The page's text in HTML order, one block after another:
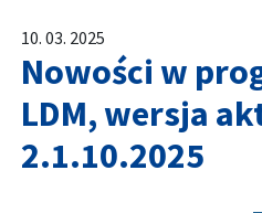
10. 03. 2025
Nowości w
LDM, wersja
2.1.10.2025